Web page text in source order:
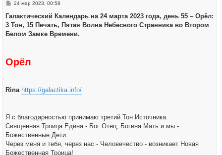
С
о
щ
е
24 мар 2023, 00:58
Галактический Календарь на 24 марта 2023 года, день 55 – Орёл:
3 Тон, 15 Печать, Пятая Волна Небесного Странника во Втором
Белом Замке Времени.
Орёл
Rina https://galactika.info/
Я с благодарностью принимаю третий Тон Источника.
Священная Троица Едина - Бог Отец, Богиня Мать и мы -
Божественные Дети.
Через меня и тебя, через нас - Человечество - возникает Новая
Божественная Троица!